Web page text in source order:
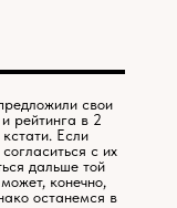
свои
рейтинга в 2
Если
с их
дальше той
конечно,
останемся в